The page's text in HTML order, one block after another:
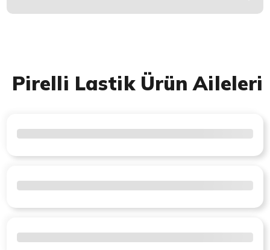
Pirelli Lastik Ürün Aileleri